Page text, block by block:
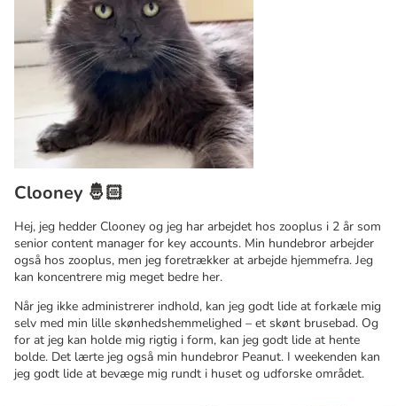
Clooney 🤴🏻
Hej, jeg hedder Clooney og jeg har arbejdet hos zooplus i 2 år som
senior content manager for key accounts. Min hundebror arbejder
også hos zooplus, men jeg foretrækker at arbejde hjemmefra. Jeg
kan koncentrere mig meget bedre her.
Når jeg ikke administrerer indhold, kan jeg godt lide at forkæle mig
selv med min lille skønhedshemmelighed – et skønt brusebad. Og
for at jeg kan holde mig rigtig i form, kan jeg godt lide at hente
bolde. Det lærte jeg også min hundebror Peanut. I weekenden kan
jeg godt lide at bevæge mig rundt i huset og udforske området.